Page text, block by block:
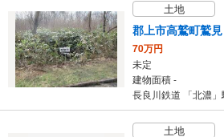
土地
郡上市高鷲町鷲見
70万円
未定
建物面積 -
長良川鉄道 「北濃
土地